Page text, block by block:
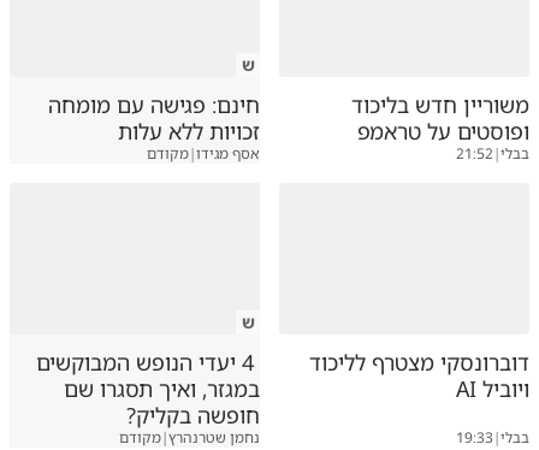
משוריין חדש בליכוד
ופוסטים על טראמפ
בבלי|
21:52
ש
חינם: פגישה עם מומחה
זכויות ללא עלות
אסף מגידו|מקודם
דוברונסקי מצטרף לליכוד
ויוביל AI
בבלי|
19:33
ש
4 יעדי הנופש המבוקשים
במגזר, ואיך תסגרו שם
חופשה בקליק?
נחמן שטרנהרץ|מקודם